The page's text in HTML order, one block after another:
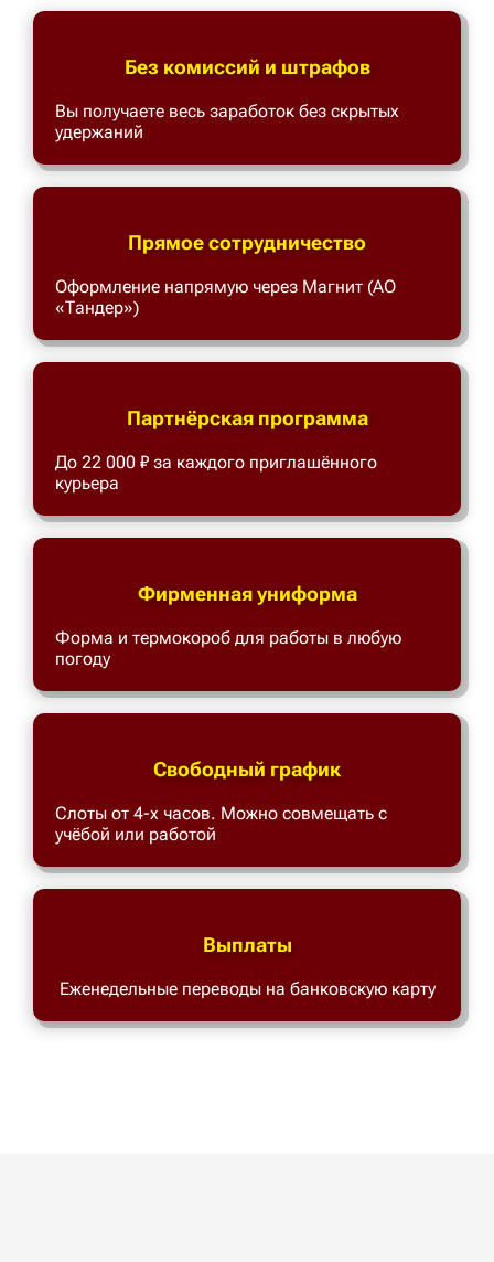
Без комиссий и штрафов
Вы получаете весь заработок без скрытых
удержаний
Прямое сотрудничество
Оформление напрямую через Магнит (АО
«Тандер»)
Партнёрская программа
До 22 000 ₽ за каждого приглашённого
курьера
Фирменная униформа
Форма и термокороб для работы в любую
погоду
Свободный график
Слоты от 4-х часов. Можно совмещать с
учёбой или работой
Выплаты
Еженедельные переводы на банковскую карту